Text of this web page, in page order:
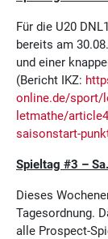
Für die U20
bereits am
und einer
(Bericht IKZ:
online.de/sport/
letmathe/
saisonstart-
Spieltag #3 –
Dieses
Tagesordnung.
alle Prospect-